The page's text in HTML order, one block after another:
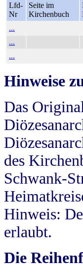
Lfd-
Nr
Seite im
Kirchenbuch
...
...
...
Hinweise
Das
des
Schwank-
Hinweis:
erlaubt.
Die